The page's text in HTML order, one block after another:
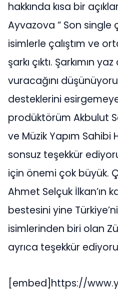
hakkında kısa bir
Ayvazova “ Son single
isimlerle çalıştım ve
şarkı çıktı. Şarkımın
vuracağını
desteklerini
prodüktörüm Akbulut
ve Müzik Yapım Sahibi
sonsuz teşekkür
için önemi çok büyük.
Ahmet Selçuk İlkan’ın
bestesini yine
isimlerinden biri olan
ayrıca teşekkür
[embed]https://